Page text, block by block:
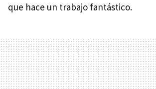
que hace un trabajo fantástico.